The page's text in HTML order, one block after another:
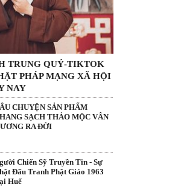
TRUNG QUÝ-TIKTOK
PHÁP MẠNG XÃ HỘI
NAY
CHUYỆN SẢN PHẨM
SẠCH THẢO MỘC VÂN
RA ĐỜI
Chiến Sỹ Truyền Tin - Sự
Đấu Tranh Phật Giáo 1963
Huế